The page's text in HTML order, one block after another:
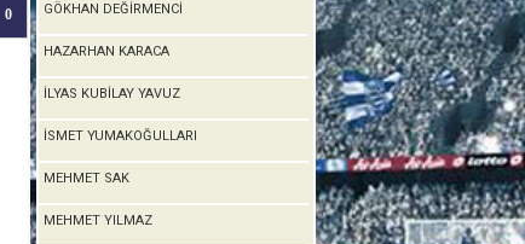
0 GÖKHAN DEĞİRMENCİ
HAZARHAN KARACA
İLYAS KUBİLAY YAVUZ
İSMET YUMAKOĞULLARI
MEHMET SAK
MEHMET YILMAZ